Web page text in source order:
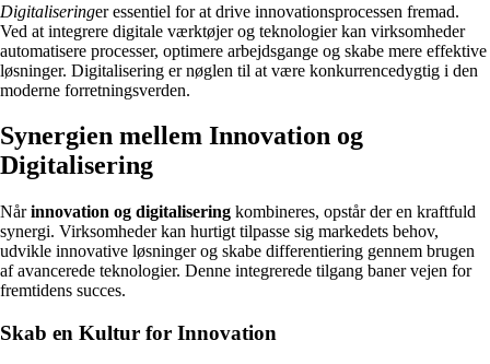
Digitaliseringer essentiel for at drive innovationsprocessen fremad.
Ved at integrere digitale værktøjer og teknologier kan virksomheder
automatisere processer, optimere arbejdsgange og skabe mere effektive
løsninger. Digitalisering er nøglen til at være konkurrencedygtig i den
moderne forretningsverden.
Synergien mellem Innovation og
Digitalisering
Nårinnovation og digitalisering kombineres, opstår der en kraftfuld
synergi. Virksomheder kan hurtigt tilpasse sig markedets behov,
udvikle innovative løsninger og skabe differentiering gennem brugen
af avancerede teknologier. Denne integrerede tilgang baner vejen for
fremtidens succes.
Skab en Kultur for Innovation